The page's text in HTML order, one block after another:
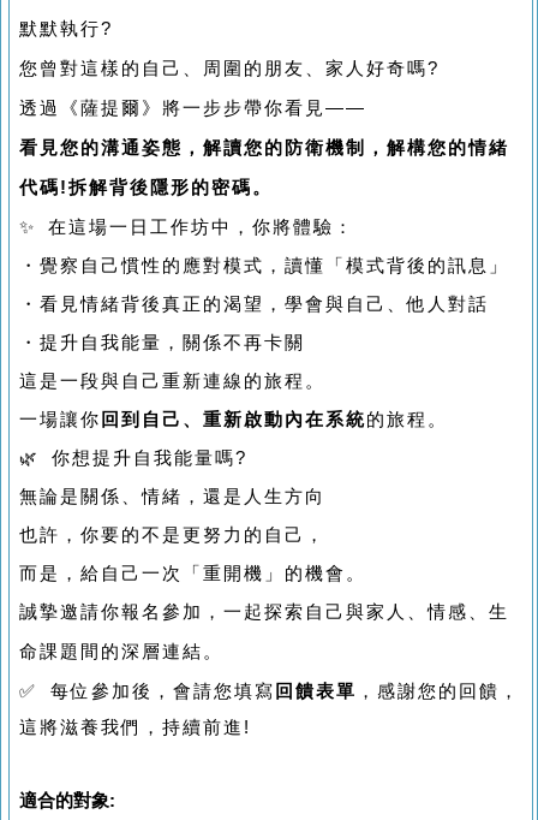
默默執行?
您曾對這樣的自己、周圍的朋友、家人好奇嗎?
透過《薩提爾》將一步步帶你看見——
看見您的溝通姿態，解讀您的防衛機制，解構您的情緒
代碼!拆解背後隱形的密碼。
✨ 在這場一日工作坊中，你將體驗：
・覺察自己慣性的應對模式，讀懂「模式背後的訊息」
・看見情緒背後真正的渴望，學會與自己、他人對話
・提升自我能量，關係不再卡關
這是一段與自己重新連線的旅程。
一場讓你 回到自己、重新啟動內在系統的旅程。
🌿 你想提升自我能量嗎?
無論是關係、情緒，還是人生方向
也許，你要的不是更努力的自己，
而是，給自己一次「重開機」的機會。
誠摯邀請你報名參加，一起探索自己與家人、情感、生
命課題間的深層連結。
✅ 每位參加後，會請您填寫 回饋表單 ，感謝您的回饋，
這將滋養我們，持續前進!
適合的對象: